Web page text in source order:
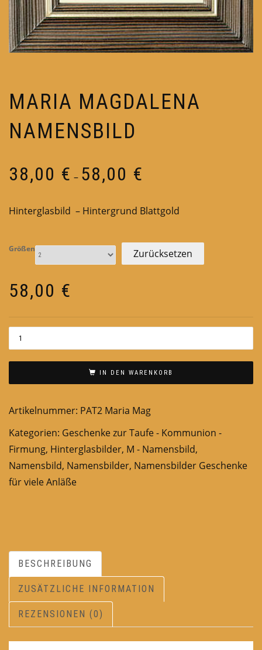
MARIA MAGDALENA
NAMENSBILD
38,00 € – 58,00 €
58,00 €
Hinterglasbild – Hintergrund Blattgold
Größen Zurücksetzen
58,00 €
IN DEN WARENKORB
Artikelnummer: PAT2 Maria Mag
Kategorien: Geschenke zur Taufe - Kommunion -
Firmung, Hinterglasbilder, M - Namensbild,
Namensbild, Namensbilder, Namensbilder Geschenke
für viele Anläße
BESCHREIBUNG
ZUSÄTZLICHE INFORMATION
REZENSIONEN (0)